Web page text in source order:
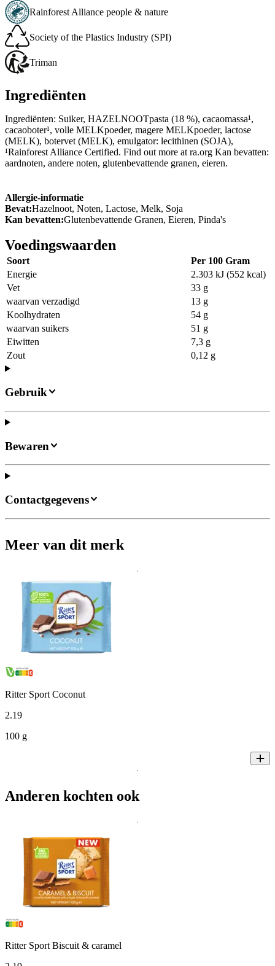
Rainforest Alliance people & nature
Society of the Plastics Industry (SPI)
Triman
Ingrediënten
Ingrediënten: Suiker, HAZELNOOTpasta (18 %), cacaomassa¹,
cacaoboter¹, volle MELKpoeder, magere MELKpoeder, lactose
(MELK), botervet (MELK), emulgator: lecithinen (SOJA),
¹Rainforest Alliance Certified. Find out more at ra.org Kan bevatten:
aardnoten, andere noten, glutenbevattende granen, eieren.
Allergie-informatie
Bevat:Hazelnoot, Noten, Lactose, Melk, Soja
Kan bevatten:Glutenbevattende Granen, Eieren, Pinda's
Voedingswaarden
Soort
Per 100 Gram
Energie
2.303 kJ (552 kcal)
Vet
33 g
waarvan verzadigd
13 g
Koolhydraten
54 g
waarvan suikers
51 g
Eiwitten
7,3 g
Zout
0,12 g
Gebruik
Bewaren
Contactgegevens
Meer van dit merk
Ritter Sport Coconut
2.19
100 g
Anderen kochten ook
Ritter Sport Biscuit & caramel